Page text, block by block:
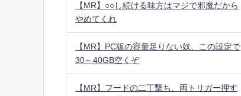
【MR】○○し続ける味方はマジで邪魔だから
やめてくれ
【MR】PC版の容量足りない奴、この設定で
30～40GB空くぞ
【MR】フードの二丁撃ち、両トリガー押す